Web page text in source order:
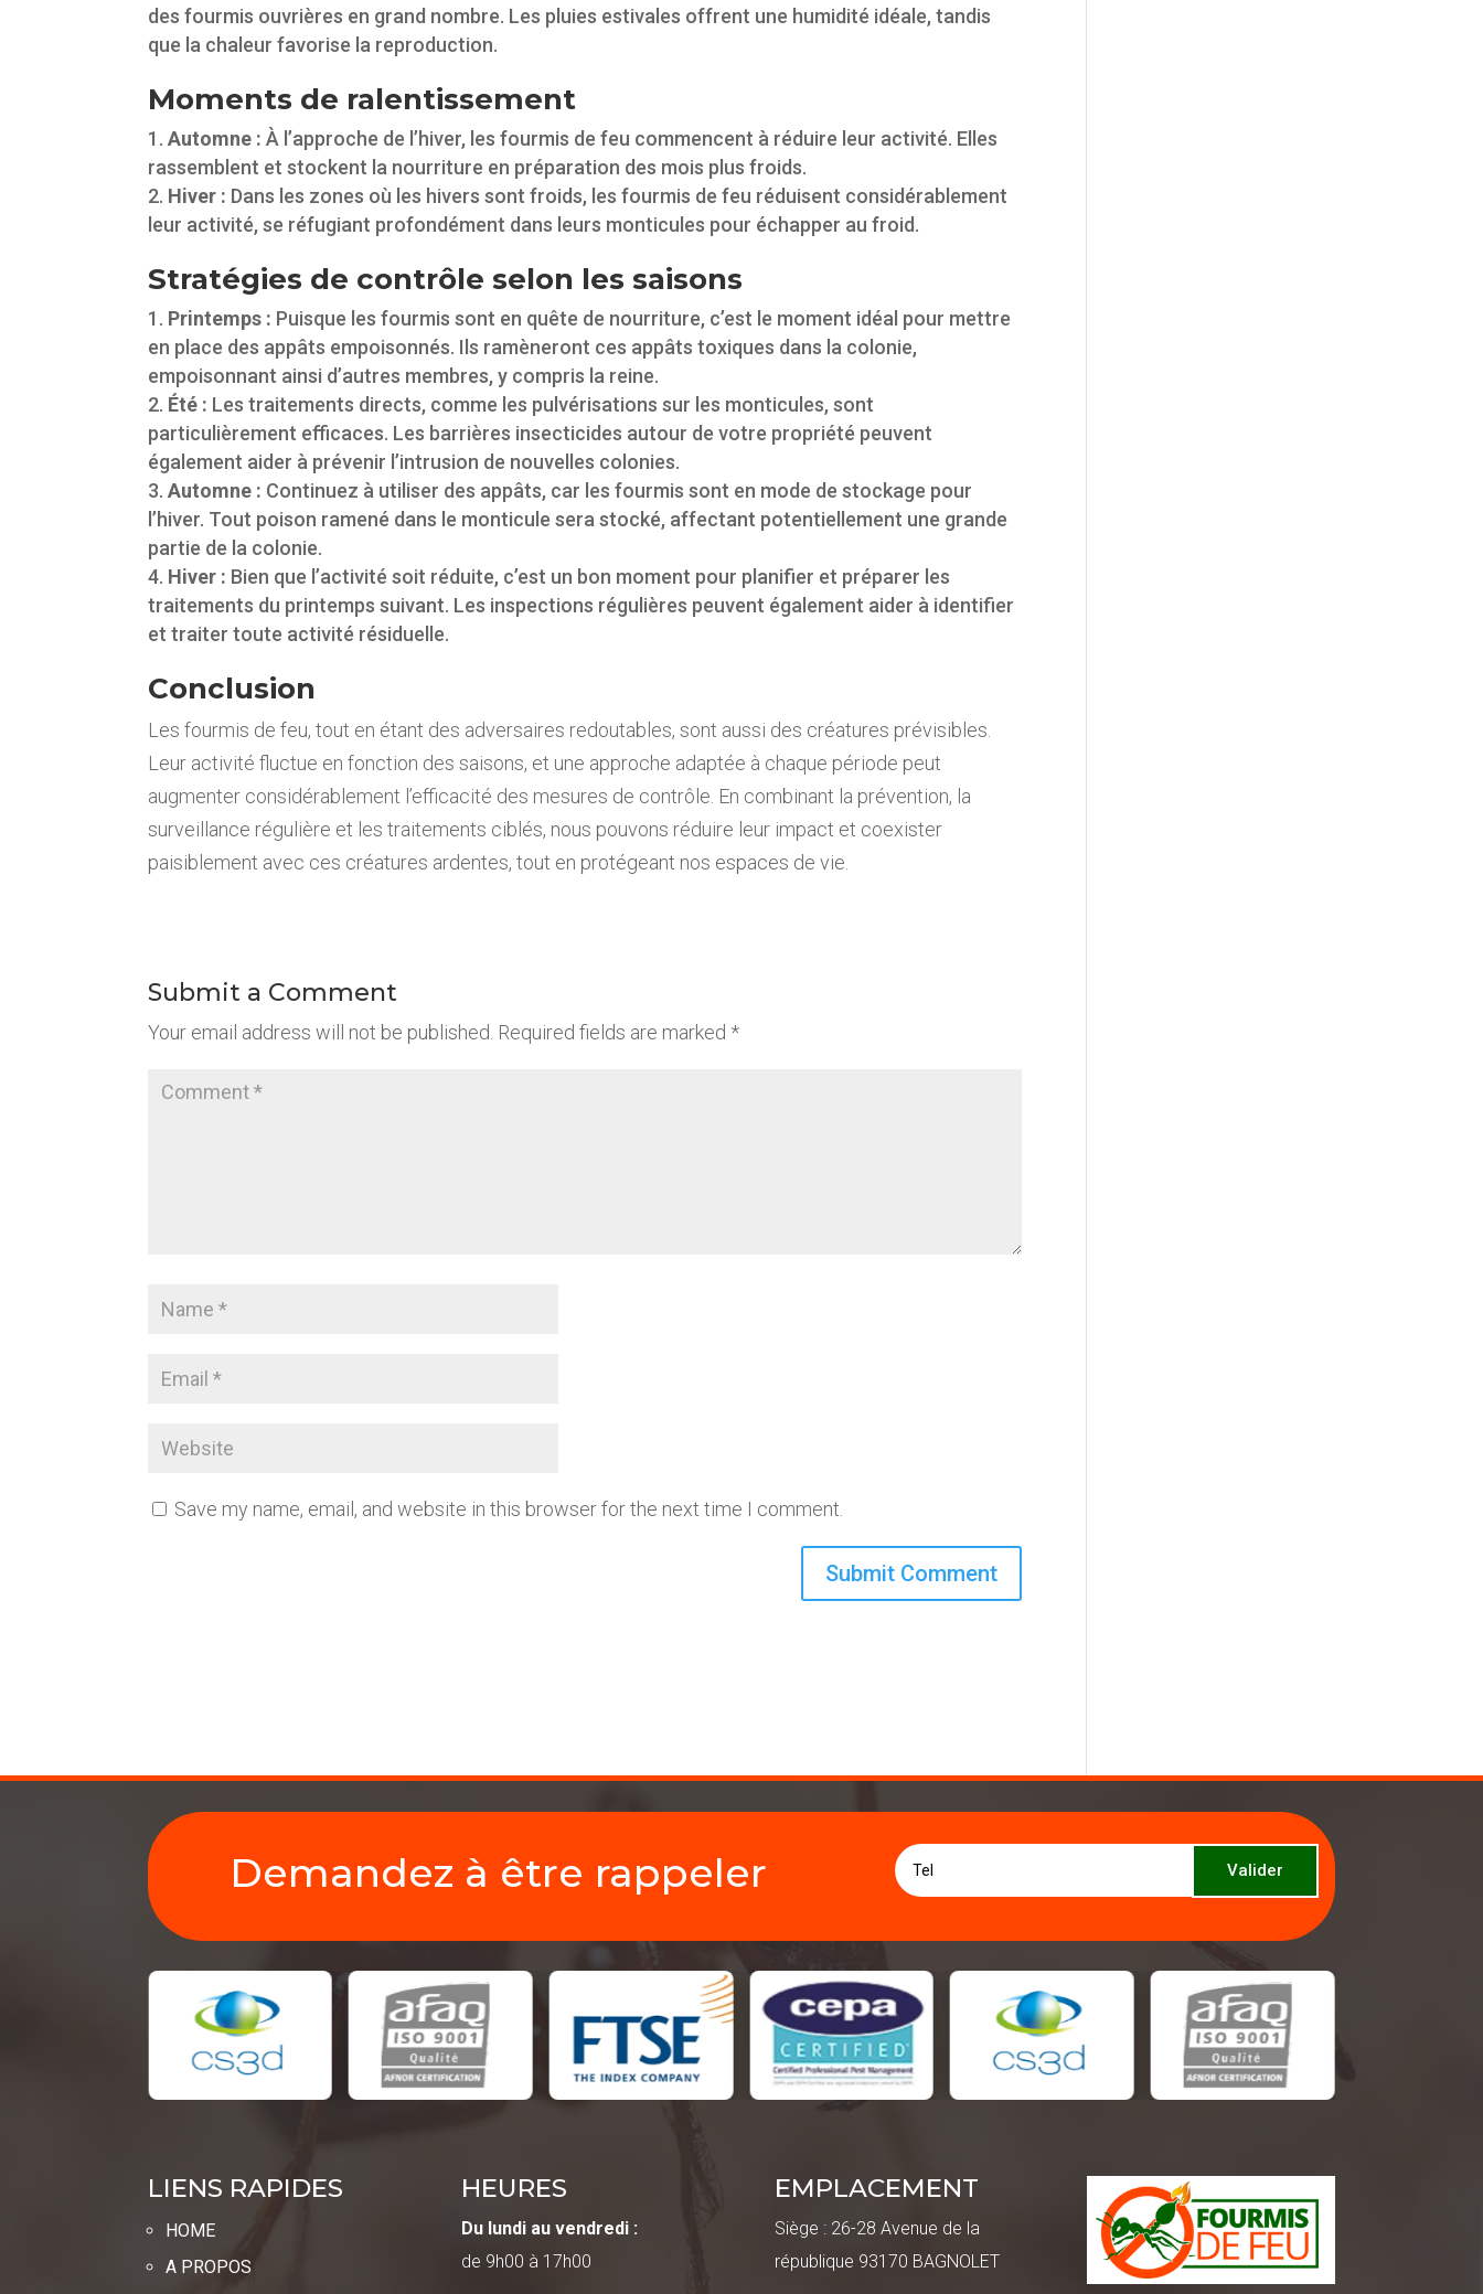
des fourmis ouvrières en grand nombre. Les pluies estivales offrent une humidité idéale, tandis
que la chaleur favorise la reproduction.
Moments de ralentissement
Automne : À l’approche de l’hiver, les fourmis de feu commencent à réduire leur activité. Elles
rassemblent et stockent la nourriture en préparation des mois plus froids.
Hiver : Dans les zones où les hivers sont froids, les fourmis de feu réduisent considérablement
leur activité, se réfugiant profondément dans leurs monticules pour échapper au froid.
Stratégies de contrôle selon les saisons
Printemps : Puisque les fourmis sont en quête de nourriture, c’est le moment idéal pour mettre
en place des appâts empoisonnés. Ils ramèneront ces appâts toxiques dans la colonie,
empoisonnant ainsi d’autres membres, y compris la reine.
Été : Les traitements directs, comme les pulvérisations sur les monticules, sont
particulièrement efficaces. Les barrières insecticides autour de votre propriété peuvent
également aider à prévenir l’intrusion de nouvelles colonies.
Automne : Continuez à utiliser des appâts, car les fourmis sont en mode de stockage pour
l’hiver. Tout poison ramené dans le monticule sera stocké, affectant potentiellement une grande
partie de la colonie.
Hiver : Bien que l’activité soit réduite, c’est un bon moment pour planifier et préparer les
traitements du printemps suivant. Les inspections régulières peuvent également aider à identifier
et traiter toute activité résiduelle.
Conclusion
Les fourmis de feu, tout en étant des adversaires redoutables, sont aussi des créatures prévisibles.
Leur activité fluctue en fonction des saisons, et une approche adaptée à chaque période peut
augmenter considérablement l’efficacité des mesures de contrôle. En combinant la prévention, la
surveillance régulière et les traitements ciblés, nous pouvons réduire leur impact et coexister
paisiblement avec ces créatures ardentes, tout en protégeant nos espaces de vie.
Submit a Comment
Your email address will not be published. Required fields are marked *
Save my name, email, and website in this browser for the next time I comment.
Demandez à être rappeler Valider
LIENS RAPIDES
HOME
A PROPOS
HEURES
Du lundi au vendredi :
de 9h00 à 17h00
EMPLACEMENT
Siège : 26-28 Avenue de la
république 93170 BAGNOLET